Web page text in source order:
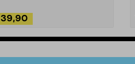
39,90